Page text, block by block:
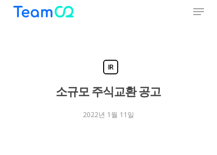
Menu
IR
소규모 주식교환 공고
2022년 1월 11일